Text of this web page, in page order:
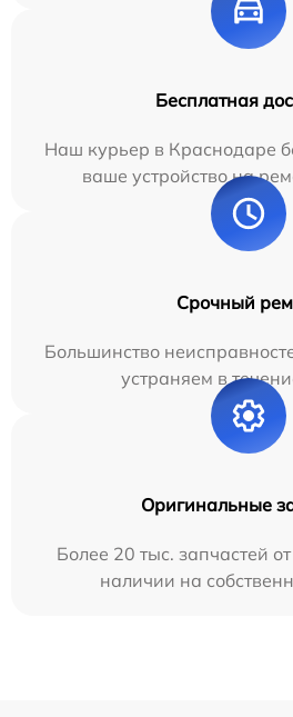
Бесплатная
Наш курьер в Краснодаре
ваше устройство на
Срочный
Большинство
устраняем в
Оригинальные
Более 20 тыс. запчастей
наличии на